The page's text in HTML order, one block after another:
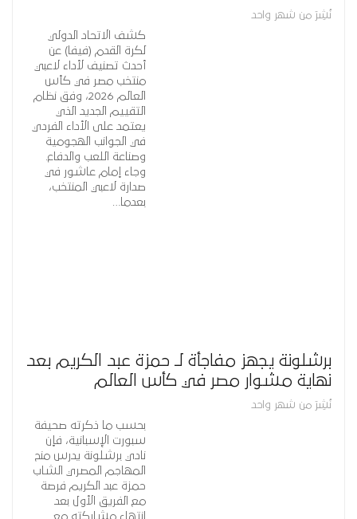
نُشِرَ من شهر واحد
كشف الاتحاد الدولي
لكرة القدم (فيفا) عن
أحدث تصنيف لأداء لاعبي
منتخب مصر في كأس
العالم 2026، وفق نظام
التقييم الجديد الذي
يعتمد على الأداء الفردي
في الجوانب الهجومية
وصناعة اللعب والدفاع.
وجاء إمام عاشور في
صدارة لاعبي المنتخب،
بعدما…
برشلونة يجهز مفاجأة لـ حمزة عبد الكريم بعد
نهاية مشوار مصر في كأس العالم
نُشِرَ من شهر واحد
بحسب ما ذكرته صحيفة
سبورت الإسبانية، فإن
نادي برشلونة يدرس منح
المهاجم المصري الشاب
حمزة عبد الكريم فرصة
مع الفريق الأول بعد
انتهاء مشاركته مع